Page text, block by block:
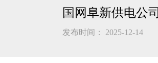
国网阜新供电公
发布时间： 2025-12-14